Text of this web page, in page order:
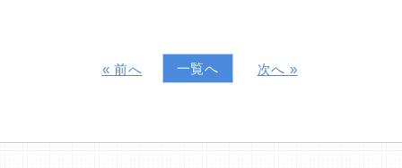
« 前へ 一覧へ 次へ »